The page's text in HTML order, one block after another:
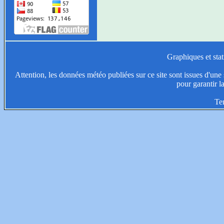
Graphiques et
Attention, les données météo publiées sur ce site sont issues
pour garantir